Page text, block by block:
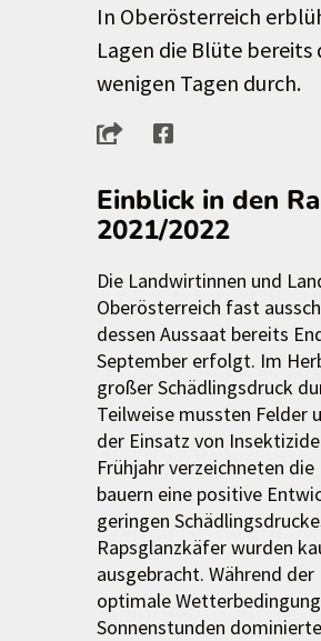
In Oberösterreich
Lagen die Blüte
wenigen Tagen durch.
Einblick in den
2021/2022
Die Landwirtinnen und
Oberösterreich fast
dessen Aussaat bereits
September erfolgt. Im
großer Schädlingsdruck
Teilweise mussten Felder
der Einsatz von
Frühjahr verzeichneten
bauern eine positive
geringen
Rapsglanzkäfer wurden
ausgebracht. Während
optimale
Sonnenstunden